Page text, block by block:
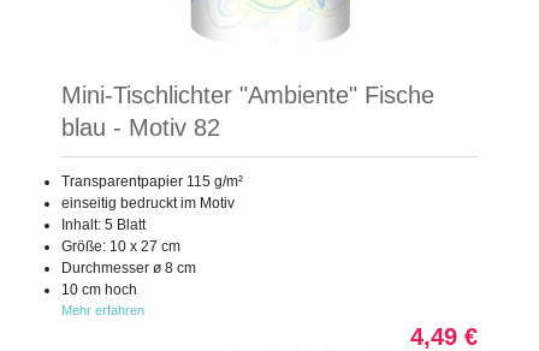
Mini-Tischlichter "Ambiente" Fische
blau - Motiv 82
Transparentpapier 115 g/m²
einseitig bedruckt im Motiv
Inhalt: 5 Blatt
Größe: 10 x 27 cm
Durchmesser ø 8 cm
10 cm hoch
Mehr erfahren
4,49 €